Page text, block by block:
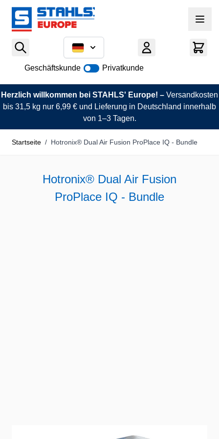
Zum Inhalt springen
Geschäftskunde Privatkunde
Herzlich willkommen bei STAHLS' Europe! – Versandkosten
bis 31,5 kg nur 6,99 € und Lieferung in Deutschland innerhalb
von 1–3 Tagen.
Startseite / Hotronix® Dual Air Fusion ProPlace IQ - Bundle
Hotronix® Dual Air Fusion
ProPlace IQ - Bundle